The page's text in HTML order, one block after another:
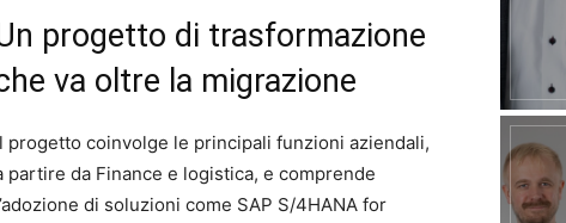
progetto di trasformazione
va oltre la migrazione
progetto coinvolge le principali funzioni aziendali,
partire da Finance e logistica, e comprende
di soluzioni come SAP S/4HANA for